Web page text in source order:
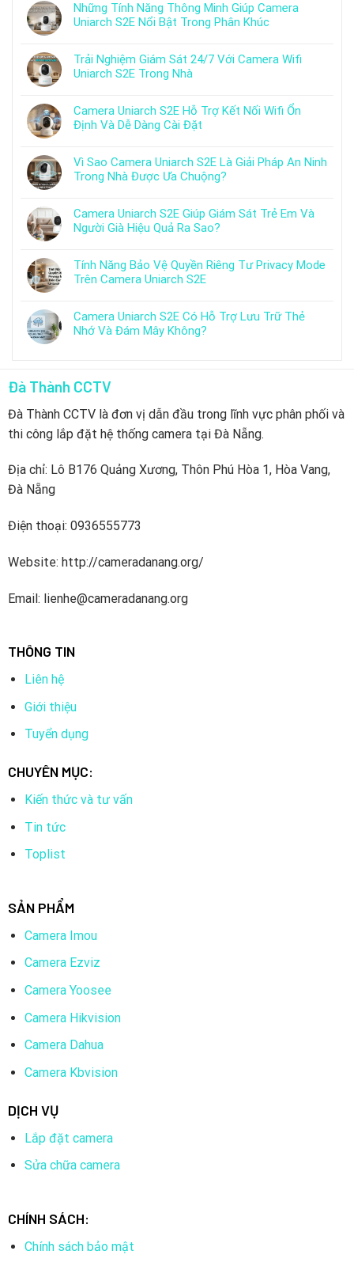
Những Tính Năng Thông Minh Giúp Camera
Uniarch S2E Nổi Bật Trong Phân Khúc
Trải Nghiệm Giám Sát 24/7 Với Camera Wifi
Uniarch S2E Trong Nhà
Camera Uniarch S2E Hỗ Trợ Kết Nối Wifi Ổn
Định Và Dễ Dàng Cài Đặt
Vì Sao Camera Uniarch S2E Là Giải Pháp An Ninh
Trong Nhà Được Ưa Chuộng?
Camera Uniarch S2E Giúp Giám Sát Trẻ Em Và
Người Già Hiệu Quả Ra Sao?
Tính Năng Bảo Vệ Quyền Riêng Tư Privacy Mode
Trên Camera Uniarch S2E
Camera Uniarch S2E Có Hỗ Trợ Lưu Trữ Thẻ
Nhớ Và Đám Mây Không?
Đà Thành CCTV
Đà Thành CCTV là đơn vị dẫn đầu trong lĩnh vực phân phối và
thi công lắp đặt hệ thống camera tại Đà Nẵng.
Địa chỉ: Lô B176 Quảng Xương, Thôn Phú Hòa 1, Hòa Vang,
Đà Nẵng
Điện thoại: 0936555773
Website: http://cameradanang.org/
Email: lienhe@cameradanang.org
THÔNG TIN
Liên hệ
Giới thiệu
Tuyển dụng
CHUYÊN MỤC:
Kiến thức và tư vấn
Tin tức
Toplist
SẢN PHẨM
Camera Imou
Camera Ezviz
Camera Yoosee
Camera Hikvision
Camera Dahua
Camera Kbvision
DỊCH VỤ
Lắp đặt camera
Sửa chữa camera
CHÍNH SÁCH:
Chính sách bảo mật